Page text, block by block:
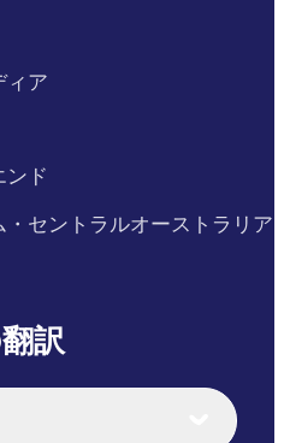
ィア
ンド
セントラルオーストラリア
訳